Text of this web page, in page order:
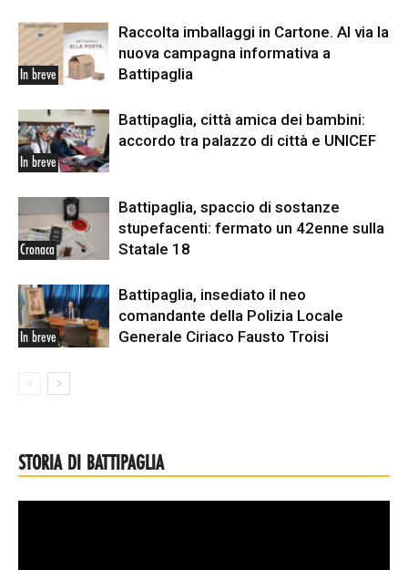
In breve
Raccolta imballaggi in Cartone. Al via la
nuova campagna informativa a
Battipaglia
In breve
Battipaglia, città amica dei bambini:
accordo tra palazzo di città e UNICEF
Cronaca
Battipaglia, spaccio di sostanze
stupefacenti: fermato un 42enne sulla
Statale 18
In breve
Battipaglia, insediato il neo
comandante della Polizia Locale
Generale Ciriaco Fausto Troisi
STORIA DI BATTIPAGLIA